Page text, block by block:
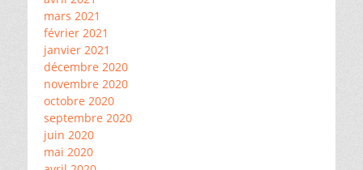
mars 2021
février 2021
janvier 2021
décembre 2020
novembre 2020
octobre 2020
septembre 2020
juin 2020
mai 2020